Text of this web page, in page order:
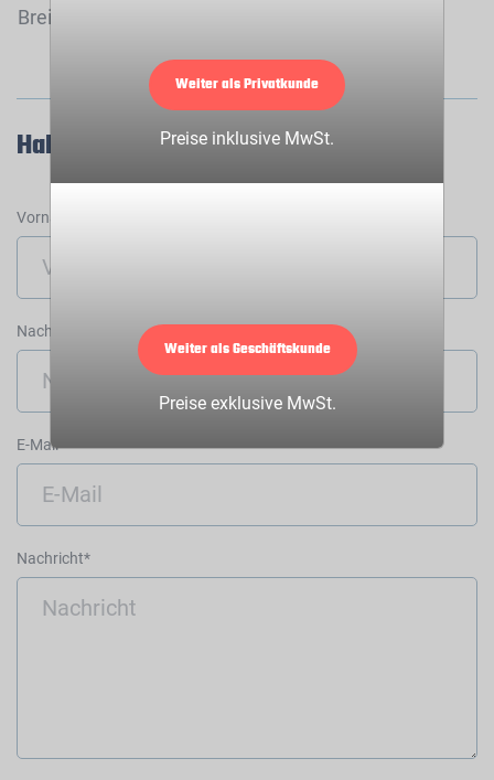
Breite:
Haben Sie Fragen zu diesem Produkt?
Vorname*
Nachname*
E-Mail*
Nachricht*
Weiter als Privatkunde
Preise inklusive MwSt.
Weiter als Geschäftskunde
Preise exklusive MwSt.